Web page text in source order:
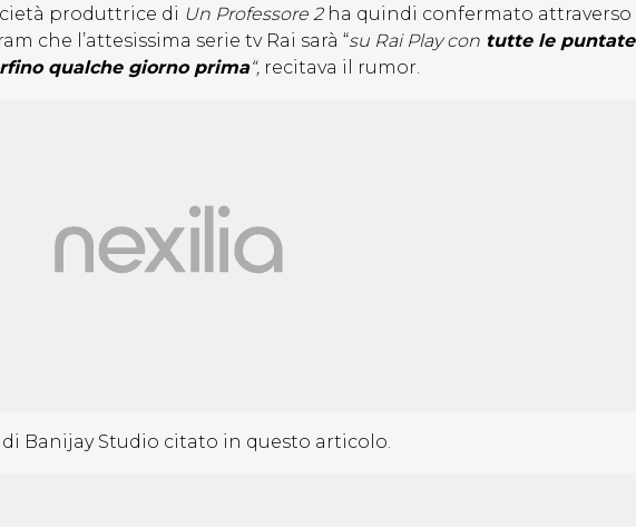
produttrice di Un Professore 2ha quindi confermato attraverso
che l’attesissima serie tv Rai sarà “su Rai Play con tutte le puntate
qualche giorno prima“, recitava il rumor.
Banijay Studio citato in questo articolo.